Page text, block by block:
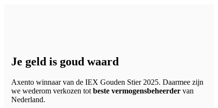
Je geld is goud waard
Axento winnaar van de IEX Gouden Stier 2025. Daarmee zijn
we wederom verkozen tot beste vermogensbeheerder van
Nederland.